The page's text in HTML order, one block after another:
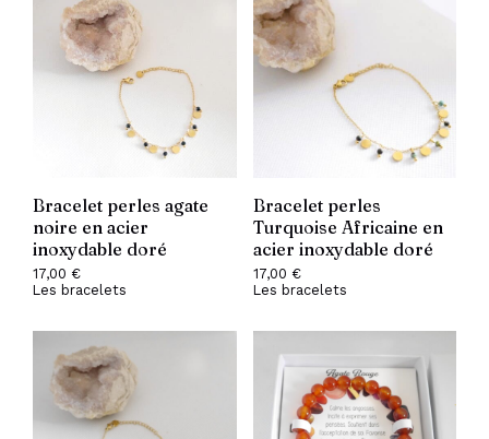
Bracelet perles agate
noire en acier
inoxydable doré
17,00 €
Les bracelets
Bracelet perles
Turquoise Africaine en
acier inoxydable doré
17,00 €
Les bracelets